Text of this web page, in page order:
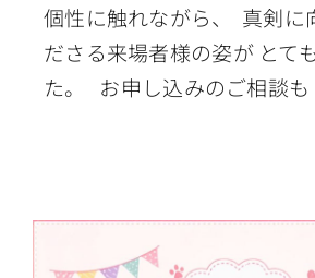
個性に触れながら、 真剣に
ださる来場者様の姿が とて
た。 お申し込みのご相談も